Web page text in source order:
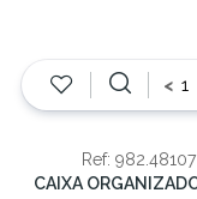
<
Ref: 982.48107